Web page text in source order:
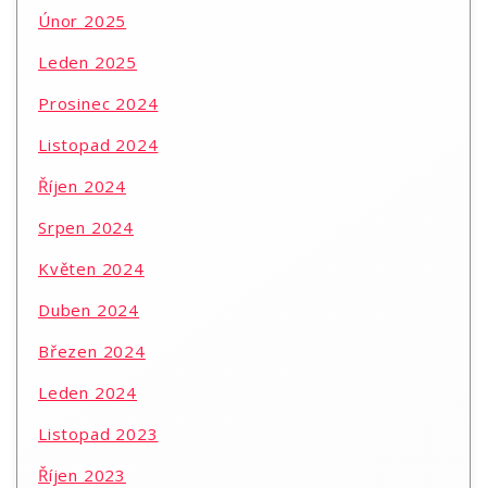
Únor 2025
Leden 2025
Prosinec 2024
Listopad 2024
Říjen 2024
Srpen 2024
Květen 2024
Duben 2024
Březen 2024
Leden 2024
Listopad 2023
Říjen 2023